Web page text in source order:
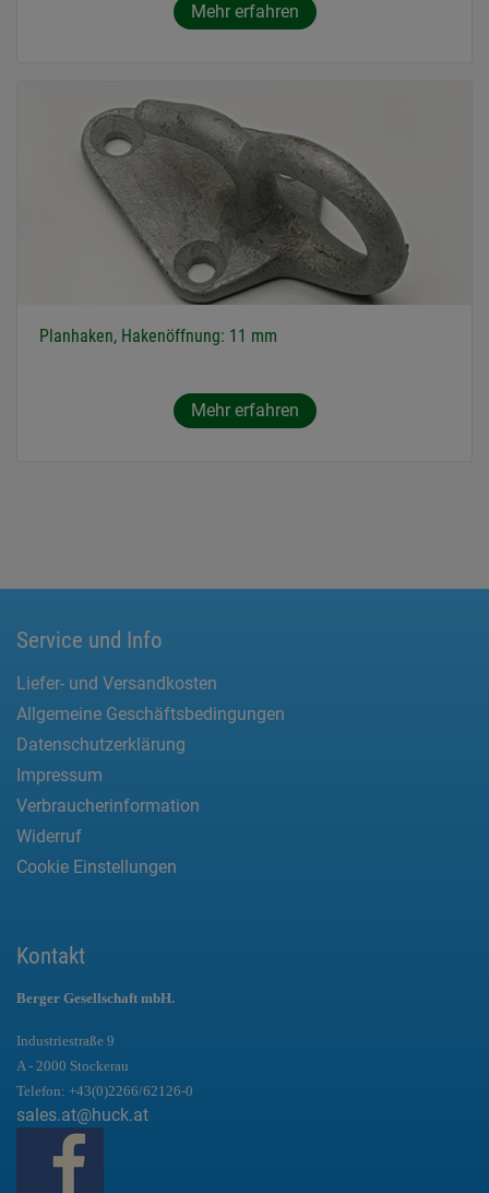
Mehr erfahren
Planhaken, Hakenöffnung: 11 mm
Mehr erfahren
Service und Info
Liefer- und Versandkosten
Allgemeine Geschäftsbedingungen
Datenschutzerklärung
Impressum
Verbraucherinformation
Widerruf
Cookie Einstellungen
Kontakt
Berger Gesellschaft mbH.
Industriestraße 9
A - 2000 Stockerau
Telefon: +43(0)2266/62126-0
sales.at@huck.at